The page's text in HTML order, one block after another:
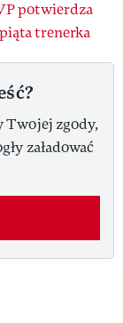
potwierdza
trenerka
zgody,
załadować